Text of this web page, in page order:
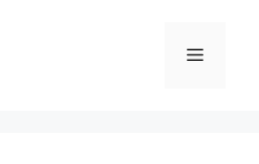
Menu